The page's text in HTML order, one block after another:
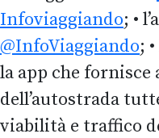
Infoviaggiando; •
@InfoViaggiando;
la app che
dell’autostrada
viabilità e traffico